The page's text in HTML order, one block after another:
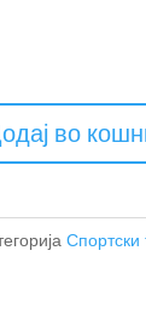
во
Спортски